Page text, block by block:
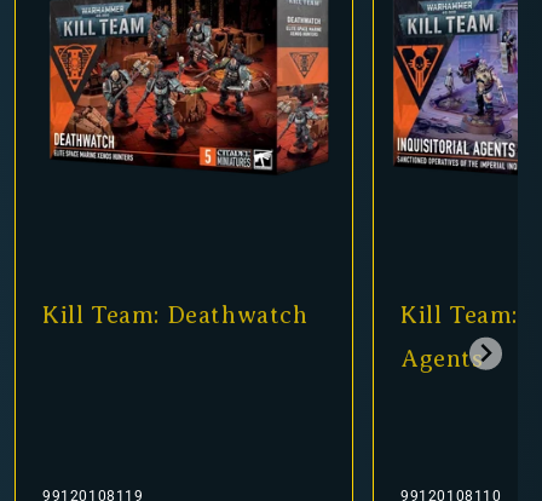
Deathwatch
Kill Team: Inquisitorial